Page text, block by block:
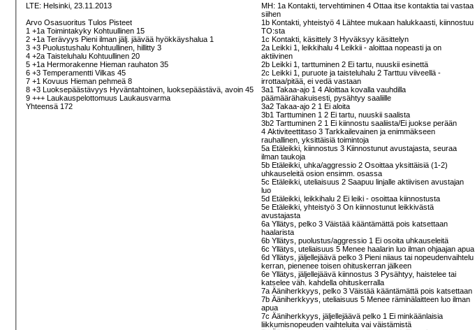
LTE:Helsinki, 23.11.2013
Arvo Osasuoritus Tulos Pisteet
1 +1a Toimintakyky Kohtuullinen 15
2 +1a Terävyys Pieni ilman jälj. jäävää hyökkäyshalua 1
3 +3 Puolustushalu Kohtuullinen, hillitty 3
4 +2a Taisteluhalu Kohtuullinen 20
5 +1a Hermorakenne Hieman rauhaton 35
6 +3 Temperamentti Vilkas 45
7 +1 Kovuus Hieman pehmeä 8
8 +3 Luoksepäästävyys Hyväntahtoinen, luoksepäästävä, avoin 45
9 +++ Laukauspelottomuus Laukausvarma
Yhteensä 172
MH: 1a Kontakti, tervehtiminen 4 Ottaa itse kontaktia tai vastaa
siihen
1b Kontakti, yhteistyö 4 Lähtee mukaan halukkaasti, kiinnostuu
TO:sta
1c Kontakti, käsittely 3 Hyväksyy käsittelyn
2a Leikki 1, leikkihalu 4 Leikkii - aloittaa nopeasti ja on
aktiivinen
2b Leikki 1, tarttuminen 2 Ei tartu, nuuskii esinettä
2c Leikki 1, puruote ja taisteluhalu 2 Tarttuu viiveellä -
irrottaa/pitää, ei vedä vastaan
3a1 Takaa-ajo 1 4 Aloittaa kovalla vauhdilla
päämäärähakuisesti, pysähtyy saaliille
3a2 Takaa-ajo 2 1 Ei aloita
3b1 Tarttuminen 1 2 Ei tartu, nuuskii saalista
3b2 Tarttuminen 2 1 Ei kiinnostu saaliista/Ei juokse perään
4 Aktiviteettitaso 3 Tarkkailevainen ja enimmäkseen
rauhallinen, yksittäisiä toimintoja
5a Etäleikki, kiinnostus 3 Kiinnostunut avustajasta, seuraa
ilman taukoja
5b Etäleikki, uhka/aggressio 2 Osoittaa yksittäisiä (1-2)
uhkauseleitä osion ensimm. osassa
5c Etäleikki, uteliaisuus 2 Saapuu linjalle aktiivisen avustajan
luo
5d Etäleikki, leikkihalu 2 Ei leiki - osoittaa kiinnostusta
5e Etäleikki, yhteistyö 3 On kiinnostunut leikkivästä
avustajasta
6a Yllätys, pelko 3 Väistää kääntämättä pois katsettaan
haalarista
6b Yllätys, puolustus/aggressio 1 Ei osoita uhkauseleitä
6c Yllätys, uteliaisuus 5 Menee haalarin luo ilman ohjaajan apua
6d Yllätys, jäljellejäävä pelko 3 Pieni niiaus tai nopeudenvaihtelu
kerran, pienenee toisen ohituskerran jälkeen
6e Yllätys, jäljellejäävä kiinnostus 3 Pysähtyy, haistelee tai
katselee väh. kahdella ohituskerralla
7a Ääniherkkyys, pelko 3 Väistää kääntämättä pois katsettaan
7b Ääniherkkyys, uteliaisuus 5 Menee räminälaitteen luo ilman
apua
7c Ääniherkkyys, jäljellejäävä pelko 1 Ei minkäänlaisia
liikkumisnopeuden vaihteluita vai väistämistä